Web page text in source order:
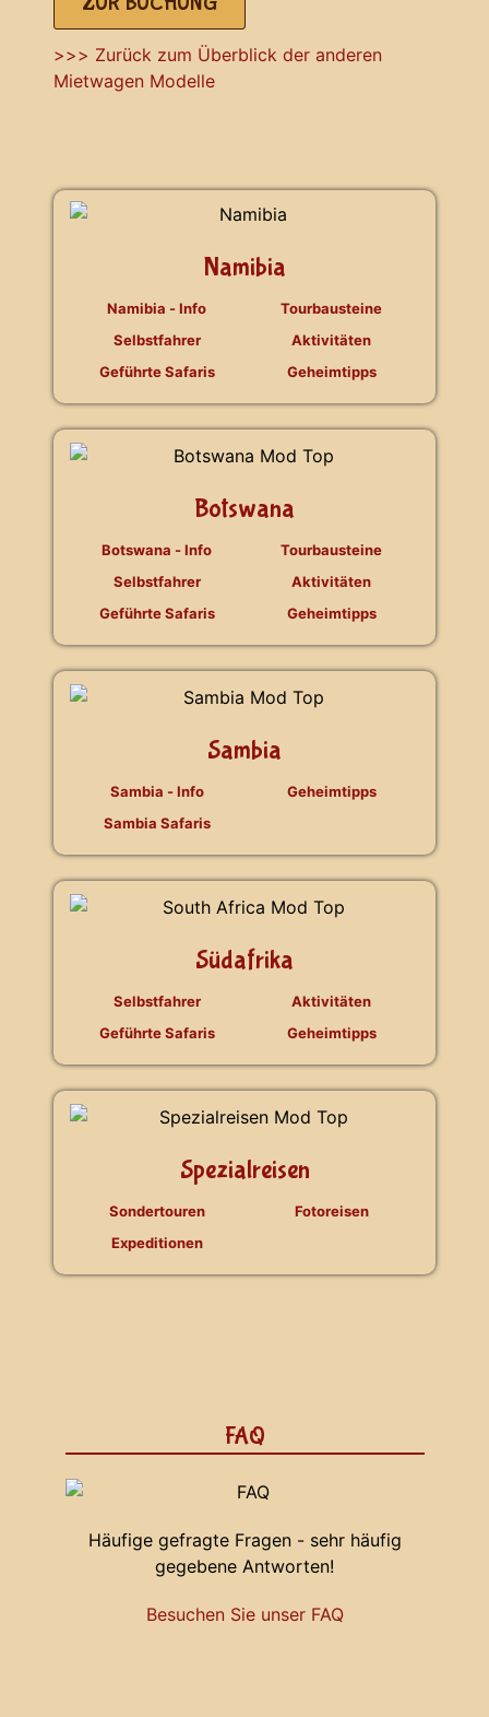
>>> Zurück zum Überblick der anderen
Mietwagen Modelle
Namibia
Namibia - Info
Selbstfahrer
Geführte Safaris
Tourbausteine
Aktivitäten
Geheimtipps
Botswana
Botswana - Info
Selbstfahrer
Geführte Safaris
Tourbausteine
Aktivitäten
Geheimtipps
Sambia
Sambia - Info
Sambia Safaris
Geheimtipps
Südafrika
Selbstfahrer
Geführte Safaris
Aktivitäten
Geheimtipps
Spezialreisen
Sondertouren
Expeditionen
Fotoreisen
FAQ
Häufige gefragte Fragen - sehr häufig
gegebene Antworten!
Besuchen Sie unser FAQ